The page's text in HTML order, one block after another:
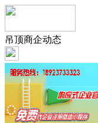
吊顶商企动态